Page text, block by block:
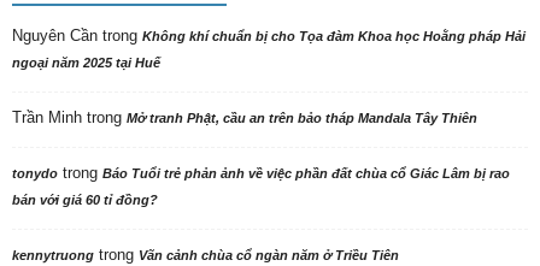
Nguyên Cần trong Không khí chuẩn bị cho Tọa đàm Khoa học Hoằng pháp Hải
ngoại năm 2025 tại Huế
Trần Minh trong Mở tranh Phật, cầu an trên bảo tháp Mandala Tây Thiên
tonydo trong Báo Tuổi trẻ phản ảnh về việc phần đất chùa cổ Giác Lâm bị rao
bán với giá 60 tỉ đồng?
kennytruong trong Vãn cảnh chùa cổ ngàn năm ở Triều Tiên